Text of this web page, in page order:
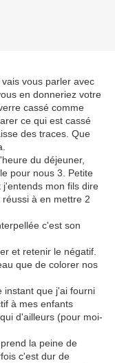
vous parler avec
en donneriez votre
cassé comme
ce qui est cassé
des traces. Que
du déjeuner,
pour nous 3. Petite
mon fils dire
à en mettre 2
c'est son
et retenir le négatif.
que de colorer nos
instant que j'ai fourni
à mes enfants
d'ailleurs (pour moi-
la peine de
c'est dur de